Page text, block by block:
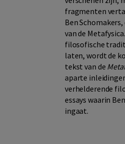
fragmenten
Ben
van de
filosofische
laten, wordt de
tekst van de
aparte
verhelderende
essays waarin
ingaat.